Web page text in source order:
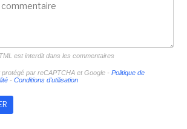
est interdit dans les commentaires
par reCAPTCHA et Google - Politique de
- Conditions d'utilisation